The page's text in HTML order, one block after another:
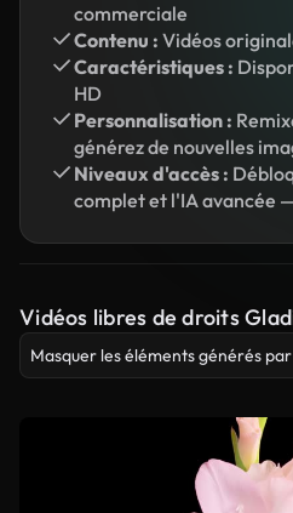
commerciale
Contenu : Vidéos
Caractéristiques :
HD
Personnalisation :
générez de nouvelles
Niveaux d'accès :
complet et l'IA avancée
Vidéos libres de droits
Masquer les éléments générés par